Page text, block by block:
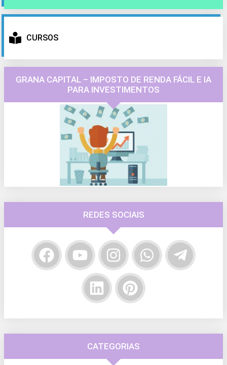
CURSOS
GRANA CAPITAL – IMPOSTO DE RENDA FÁCIL E IA
PARA INVESTIMENTOS
REDES SOCIAIS
CATEGORIAS